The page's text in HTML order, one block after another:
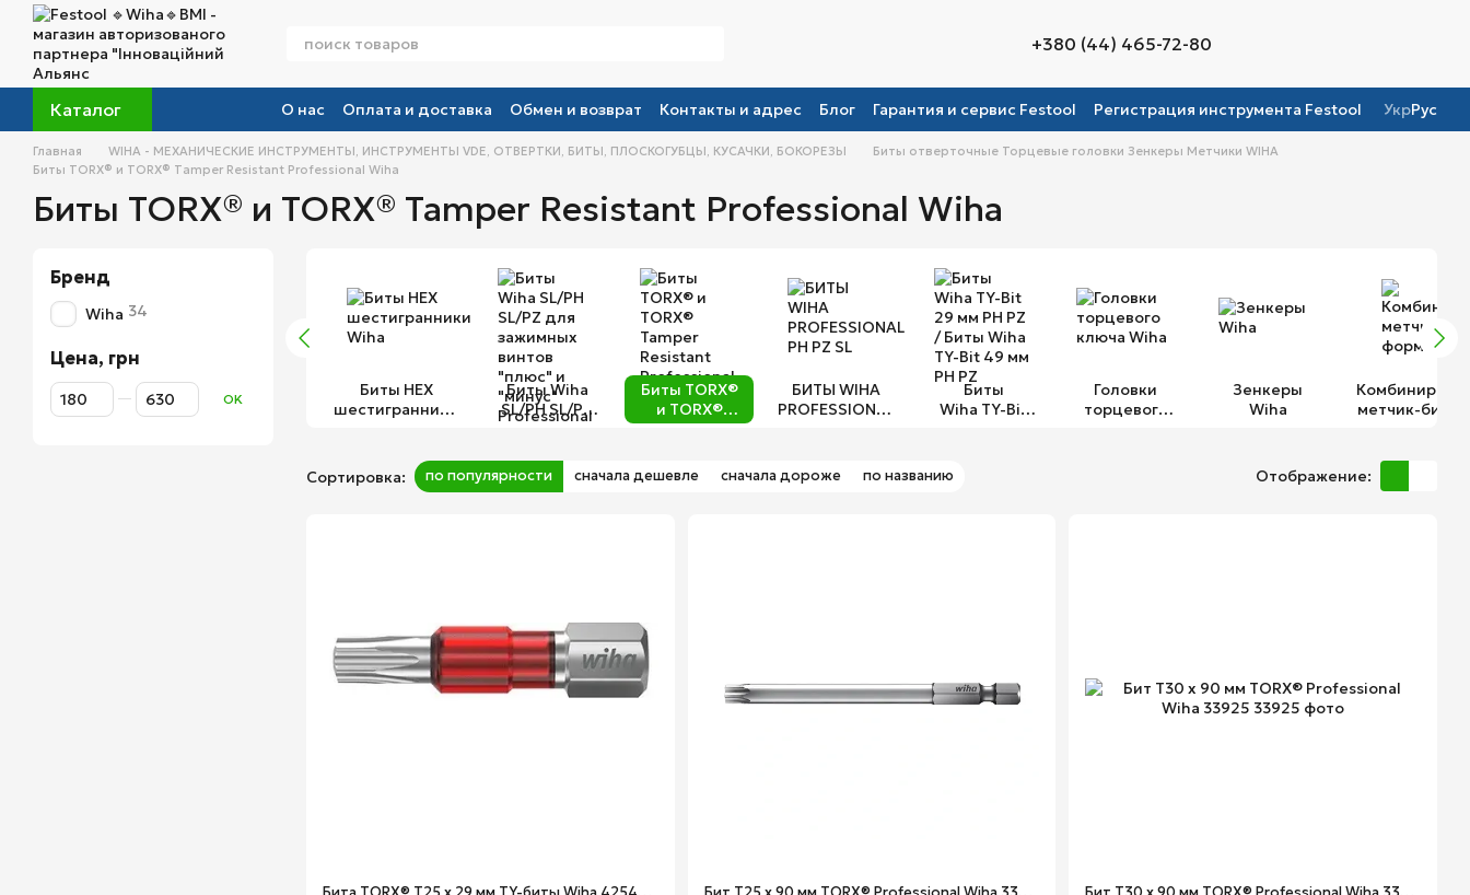
Перейти к основному контенту
+380 (44) 465-72-80
Каталог О нас Оплата и доставка Обмен и возврат Контакты и адрес Блог Гарантия и сервис Festool Регистрация инструмента Festool УкрРус
Главная WIHA - МЕХАНИЧЕСКИЕ ИНСТРУМЕНТЫ, ИНСТРУМЕНТЫ VDE, ОТВЕРТКИ, БИТЫ, ПЛОСКОГУБЦЫ, КУСАЧКИ, БОКОРЕЗЫ
Биты отверточные Торцевые головки Зенкеры Метчики WIHA
Биты TORX® и TORX® Tamper Resistant Professional Wiha
Биты TORX® и TORX® Tamper Resistant Professional Wiha
Биты HEX
шестигранники
Биты Wiha
SL/PH SL/PZ
винтов
"плюс" и
Биты TORX®
и TORX®
Tamper
Professional
БИТЫ WIHA
PROFESSIONAL
Биты
Wiha TY-Bit
TY-Bit 49 мм
Головки
торцевого
Зенкеры
Wiha
метчик-бит
Сортировка: по популярности сначала дешевле сначала дороже по названию Отображение:
Бренд
Wiha 34
Цена, грн
От Цена, грн
До Цена, грн OK